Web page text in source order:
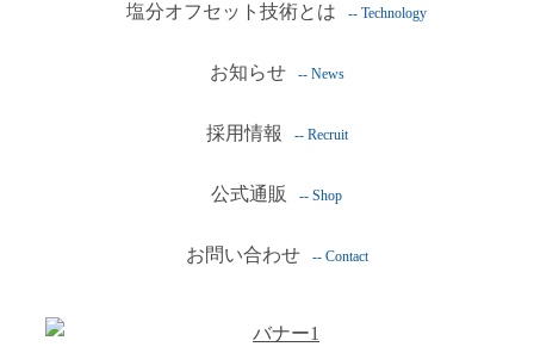
塩分オフセット技術とは -- Technology
お知らせ -- News
採用情報 -- Recruit
公式通販 -- Shop
お問い合わせ -- Contact